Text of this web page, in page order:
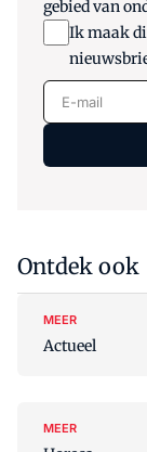
gebied van
Ik maak
E-mail
Ontdek ook
MEER
Actueel
MEER